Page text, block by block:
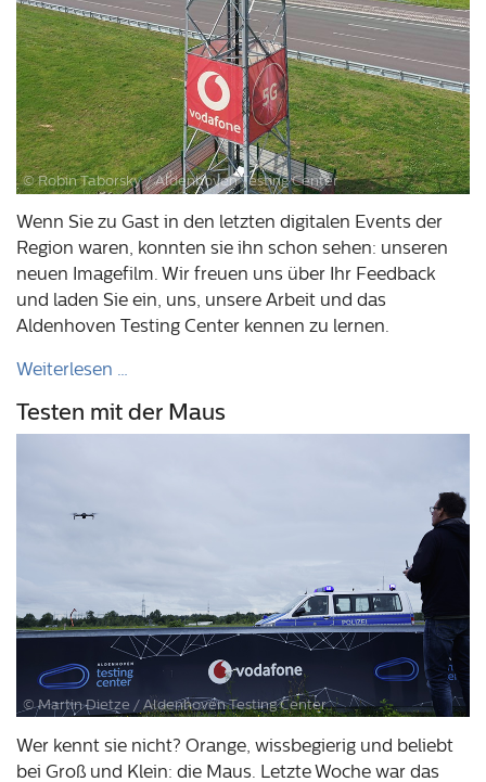
© Robin Taborsky / Aldenhoven Testing Center
Wenn Sie zu Gast in den letzten digitalen Events der
Region waren, konnten sie ihn schon sehen: unseren
neuen Imagefilm. Wir freuen uns über Ihr Feedback
und laden Sie ein, uns, unsere Arbeit und das
Aldenhoven Testing Center kennen zu lernen.
Weiterlesen …
Testen mit der Maus
© Martin Dietze / Aldenhoven Testing Center
Wer kennt sie nicht? Orange, wissbegierig und beliebt
bei Groß und Klein: die Maus. Letzte Woche war das